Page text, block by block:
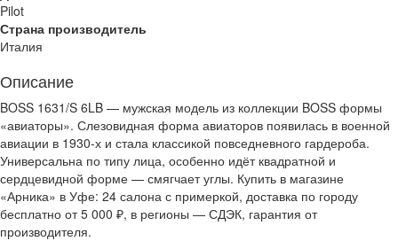
Pilot
Страна производитель
Италия
Описание
BOSS 1631/S 6LB — мужская модель из коллекции BOSS формы
«авиаторы». Слезовидная форма авиаторов появилась в военной
авиации в 1930-х и стала классикой повседневного гардероба.
Универсальна по типу лица, особенно идёт квадратной и
сердцевидной форме — смягчает углы. Купить в магазине
«Арника» в Уфе: 24 салона с примеркой, доставка по городу
бесплатно от 5 000 ₽, в регионы — СДЭК, гарантия от
производителя.